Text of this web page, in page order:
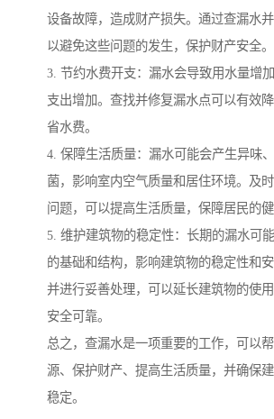
设备故障，造成财产损失。通过查漏水
以避免这些问题的发生，保护财产安全。
3. 节约水费开支：漏水会导致用水量增
支出增加。查找并修复漏水点可以有效
省水费。
4. 保障生活质量：漏水可能会产生异味
菌，影响室内空气质量和居住环境。及
问题，可以提高生活质量，保障居民的健
5. 维护建筑物的稳定性：长期的漏水可
的基础和结构，影响建筑物的稳定性和
并进行妥善处理，可以延长建筑物的使
安全可靠。
总之，查漏水是一项重要的工作，可以
源、保护财产、提高生活质量，并确保
稳定。